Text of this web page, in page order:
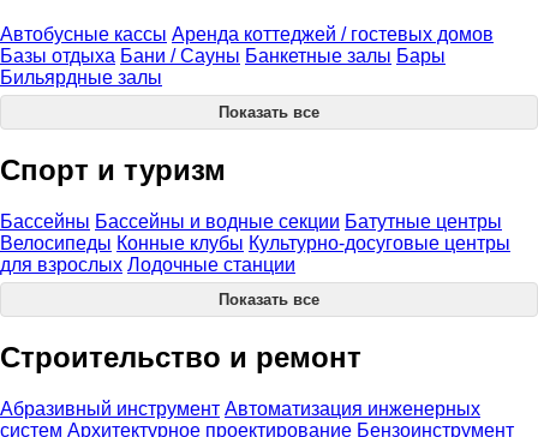
Автобусные кассы Аренда коттеджей / гостевых домов
Базы отдыха Бани / Сауны Банкетные залы Бары
Бильярдные залы
Показать все
Спорт и туризм
Бассейны Бассейны и водные секции Батутные центры
Велосипеды Конные клубы Культурно-досуговые центры
для взрослых Лодочные станции
Показать все
Строительство и ремонт
Абразивный инструмент Автоматизация инженерных
систем Архитектурное проектирование Бензоинструмент